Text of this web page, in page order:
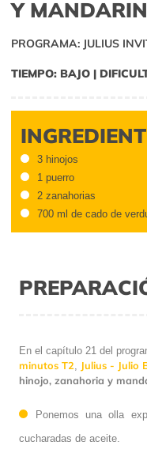
Y
PROGRAMA: JULIUS
TIEMPO: BAJO |
3 hinojos
1 puerro
2 zanahorias
700 ml de cado de
En el capítulo 21 del
minutos T2
Julius - Julio
hinojo, zanahoria y
Ponemos una olla
cucharadas de aceite.